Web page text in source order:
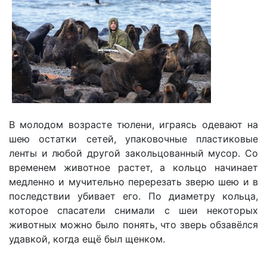
В молодом возрасте тюлени, играясь одевают на
шею остатки сетей, упаковочные пластиковые
ленты и любой другой закольцованный мусор. Со
временем животное растет, а кольцо начинает
медленно и мучительно перерезать зверю шею и в
последствии убивает его. По диаметру кольца,
которое спасатели снимали с шеи некоторых
животных можно было понять, что зверь обзавёлся
удавкой, когда ещё был щенком.